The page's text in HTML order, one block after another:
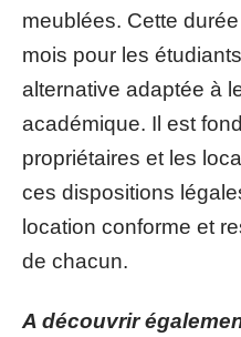
meublées. Cette
mois pour les
alternative adaptée à
académique. Il est
propriétaires et les
ces dispositions
location conforme et
de chacun.
A découvrir